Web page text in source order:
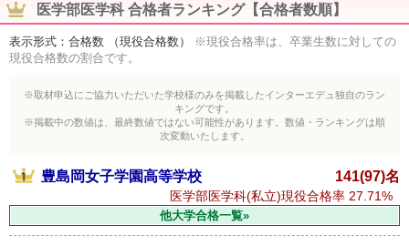
医学部医学科 合格者ランキング【合格者数順】
表示形式：合格数 （現役合格数）
※現役合格率は、卒業生数に対しての
現役合格数の割合です。
※取材申込にご協力いただいた学校様のみを掲載したインターエデュ独自のラン
キングです。
※掲載中の数値は、最終数値ではない可能性があります。数値・ランキングは順
次変動いたします。
豊島岡女子学園高等学校 141(97)名
医学部医学科(私立)現役合格率 27.71%
他大学合格一覧»